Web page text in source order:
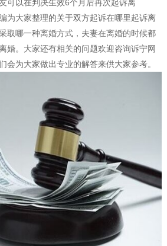
可以在判决生效6个月后再次起诉离
大家整理的关于双方起诉在哪里起诉离
取哪一种离婚方式，夫妻在离婚的时候都
婚。大家还有相关的问题欢迎咨询诉宁网
会为大家做出专业的解答来供大家参考。